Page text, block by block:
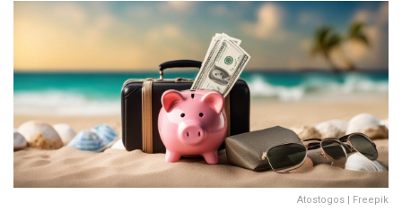
Atostogos | Freepik